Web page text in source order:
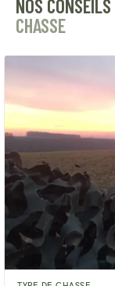
NOS CONSEILS
CHASSE